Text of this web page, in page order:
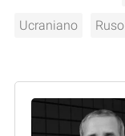
Ucraniano Ruso